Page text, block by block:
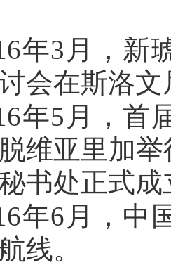
年3月，新
会在斯洛
年5月，首
维亚里加
书处正式成
年6月，中
线。